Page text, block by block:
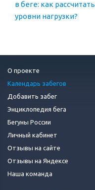
в беге: как рассчитать
уровни нагрузки?
О проекте
Календарь забегов
Добавить забег
Энциклопедия бега
Бегуны России
Личный кабинет
Отзывы на сайте
Отзывы на Яндексе
Наша команда